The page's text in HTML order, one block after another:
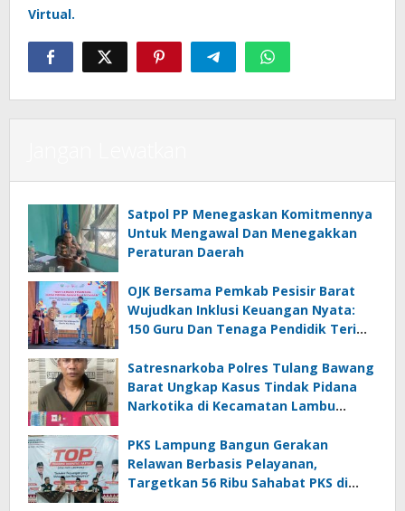
Virtual.
Satpol PP Menegaskan Komitmennya
Untuk Mengawal Dan Menegakkan
Peraturan Daerah
OJK Bersama Pemkab Pesisir Barat
Wujudkan Inklusi Keuangan Nyata:
150 Guru Dan Tenaga Pendidik Terima
Satresnarkoba Polres Tulang Bawang
Barat Ungkap Kasus Tindak Pidana
Narkotika di Kecamatan Lambu
PKS Lampung Bangun Gerakan
Relawan Berbasis Pelayanan,
Targetkan 56 Ribu Sahabat PKS di